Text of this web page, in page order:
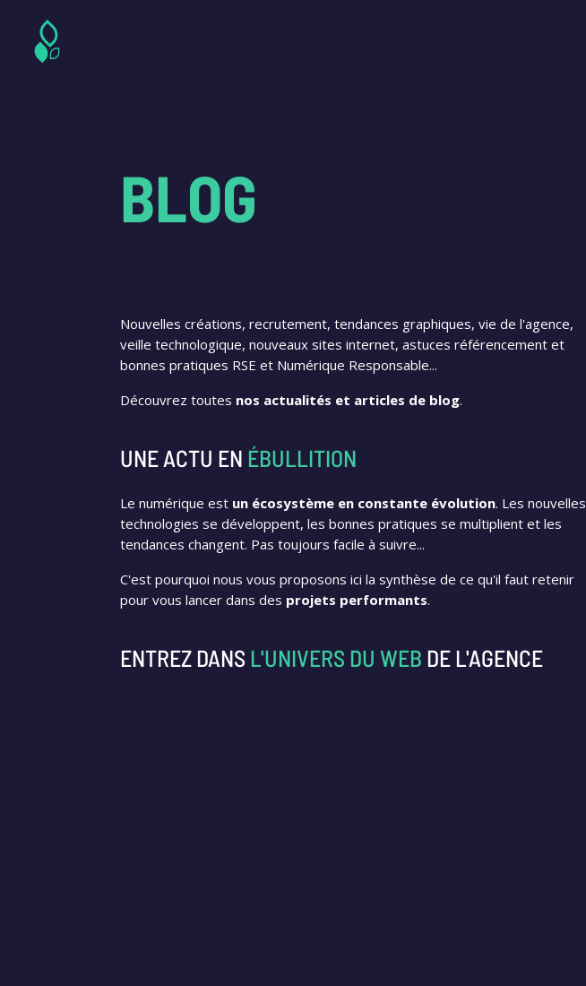
BLOG
Nouvelles créations, recrutement, tendances graphiques, vie de l'agence,
veille technologique, nouveaux sites internet, astuces référencement et
bonnes pratiques RSE et Numérique Responsable...
Découvrez toutes nos actualités et articles de blog.
UNE ACTU EN ÉBULLITION
Le numérique est un écosystème en constante évolution. Les nouvelles
technologies se développent, les bonnes pratiques se multiplient et les
tendances changent. Pas toujours facile à suivre...
C'est pourquoi nous vous proposons ici la synthèse de ce qu'il faut retenir
pour vous lancer dans des projets performants.
ENTREZ DANS L'UNIVERS DU WEB DE L'AGENCE